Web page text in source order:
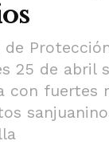
de
25 de abril
con fuertes